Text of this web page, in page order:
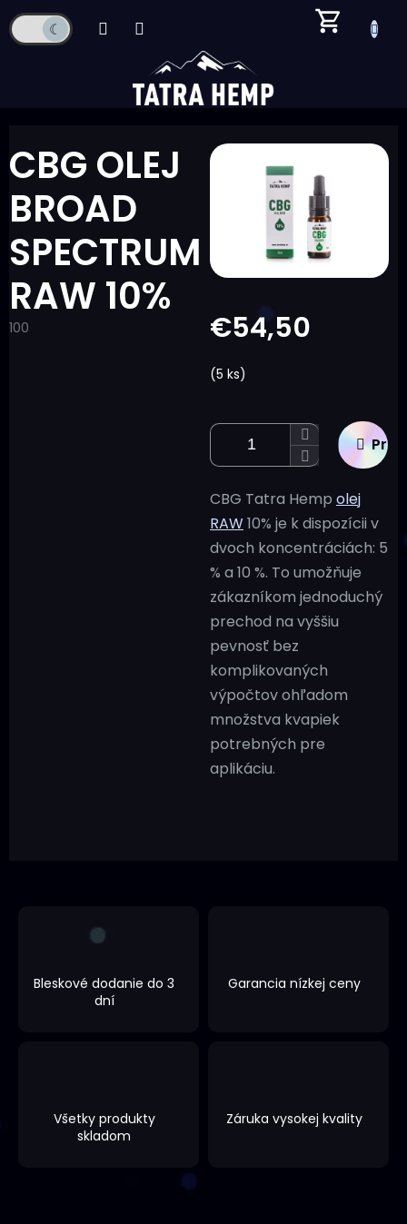
Prejsť
na
obsah
CBG OLEJ
BROAD
SPECTRUM
RAW 10%
100 €54,50
Jednotková
(5 ks)
CBG Tatra Hemp olej
RAW 10% je k dispozícii v
dvoch koncentráciách: 5
% a 10 %. To umožňuje
zákazníkom jednoduchý
prechod na vyššiu
pevnosť bez
komplikovaných
výpočtov ohľadom
množstva kvapiek
potrebných pre
aplikáciu.
Bleskové dodanie do 3
dní
Garancia nízkej ceny
Všetky produkty
skladom
Záruka vysokej kvality